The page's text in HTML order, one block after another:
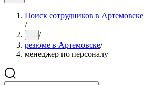
Поиск сотрудников в Артемовске
/
... /
резюме в Артемовске/
менеджер по персоналу